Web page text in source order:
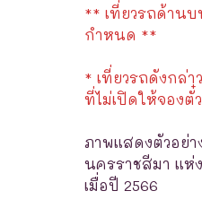
** เที่ยวรถด้าน
กำหนด **
* เที่ยวรถดังกล่า
ที่ไม่เปิดให้จองตั๋
ภาพแสดงตัวอย่า
นครราชสีมา แห่
เมื่อปี 2566